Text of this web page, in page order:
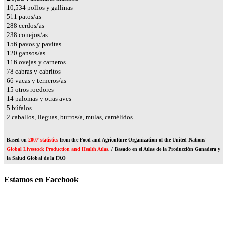
12,382 pollos y gallinas
601 patos/as
339 cerdos/as
279 conejos/as
184 pavos y pavitas
142 gansos/as
137 ovejas y carneros
92 cabras y cabritos
78 vacas y terneros/as
17 otros roedores
17 palomas y otras aves
6 búfalos
2 caballos, lleguas, burros/a, mulas, camélidos
Based on 2007 statistics from the Food and Agriculture Organization of the United Nations'
Global Livestock Production and Health Atlas. / Basado en el Atlas de la Producción Ganadera y
la Salud Global de la FAO
Estamos en Facebook